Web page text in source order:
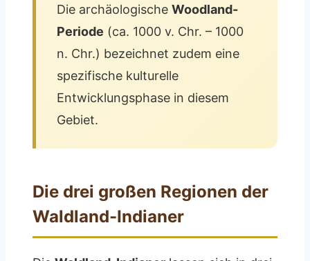
Die archäologische Woodland-
Periode (ca. 1000 v. Chr. – 1000
n. Chr.) bezeichnet zudem eine
spezifische kulturelle
Entwicklungsphase in diesem
Gebiet.
Die drei großen Regionen der
Waldland-Indianer